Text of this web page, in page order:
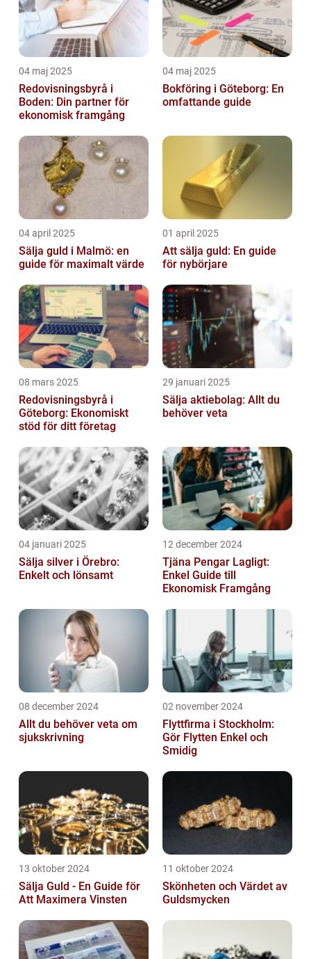
04 maj 2025
Redovisningsbyrå i
Boden: Din partner för
ekonomisk framgång
04 maj 2025
Bokföring i Göteborg: En
omfattande guide
04 april 2025
Sälja guld i Malmö: en
guide för maximalt värde
01 april 2025
Att sälja guld: En guide
för nybörjare
08 mars 2025
Redovisningsbyrå i
Göteborg: Ekonomiskt
stöd för ditt företag
29 januari 2025
Sälja aktiebolag: Allt du
behöver veta
04 januari 2025
Sälja silver i Örebro:
Enkelt och lönsamt
12 december 2024
Tjäna Pengar Lagligt:
Enkel Guide till
Ekonomisk Framgång
08 december 2024
Allt du behöver veta om
sjukskrivning
02 november 2024
Flyttfirma i Stockholm:
Gör Flytten Enkel och
Smidig
13 oktober 2024
Sälja Guld - En Guide för
Att Maximera Vinsten
11 oktober 2024
Skönheten och Värdet av
Guldsmycken